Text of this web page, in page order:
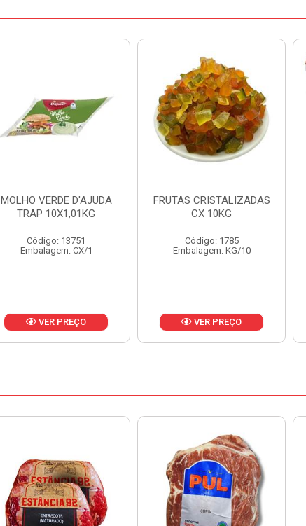
FRUTAS CRISTALIZADAS
CX 10KG
Código: 1785
Embalagem: KG/10
VER PREÇO
MARGARINA PRIMOR
BALDE 3KG
Código: 1801
Embalagem: BD/1
VER PREÇO